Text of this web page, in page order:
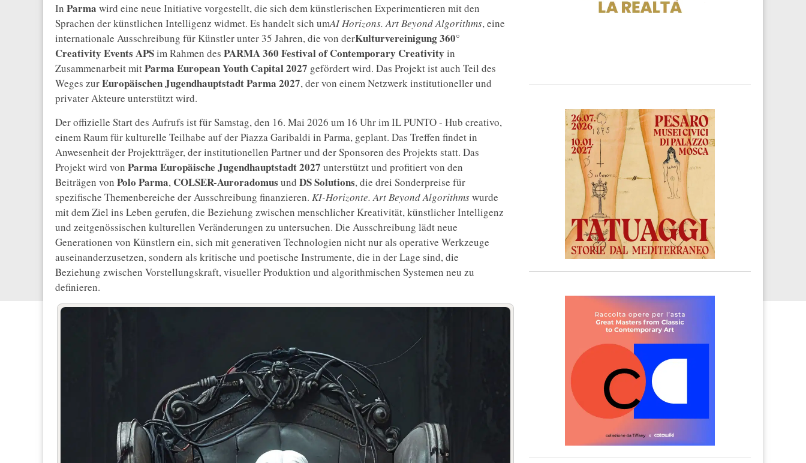
In Parma wird eine neue Initiative vorgestellt, die sich dem künstlerischen Experimentieren mit den
Sprachen der künstlichen Intelligenz widmet. Es handelt sich umAI Horizons. Art Beyond Algorithms, eine
internationale Ausschreibung für Künstler unter 35 Jahren, die von derKulturvereinigung 360°
Creativity Events APSim Rahmen des PARMA 360 Festival of Contemporary Creativity in
Zusammenarbeit mitParma European Youth Capital 2027 gefördert wird. Das Projekt ist auch Teil des
Weges zurEuropäischen Jugendhauptstadt Parma 2027, der von einem Netzwerk institutioneller und
privater Akteure unterstützt wird.
Der offizielle Start des Aufrufs ist für Samstag, den 16. Mai 2026 um 16 Uhr im IL PUNTO - Hub creativo,
einem Raum für kulturelle Teilhabe auf der Piazza Garibaldi in Parma, geplant. Das Treffen findet in
Anwesenheit der Projektträger, der institutionellen Partner und der Sponsoren des Projekts statt. Das
Projekt wird von Parma Europäische Jugendhauptstadt 2027 unterstützt und profitiert von den
Beiträgen von Polo Parma, COLSER-Auroradomus und DS Solutions, die drei Sonderpreise für
spezifische Themenbereiche der Ausschreibung finanzieren. KI-Horizonte. Art Beyond Algorithmswurde
mit dem Ziel ins Leben gerufen, die Beziehung zwischen menschlicher Kreativität, künstlicher Intelligenz
und zeitgenössischen kulturellen Veränderungen zu untersuchen. Die Ausschreibung lädt neue
Generationen von Künstlern ein, sich mit generativen Technologien nicht nur als operative Werkzeuge
auseinanderzusetzen, sondern als kritische und poetische Instrumente, die in der Lage sind, die
Beziehung zwischen Vorstellungskraft, visueller Produktion und algorithmischen Systemen neu zu
definieren.